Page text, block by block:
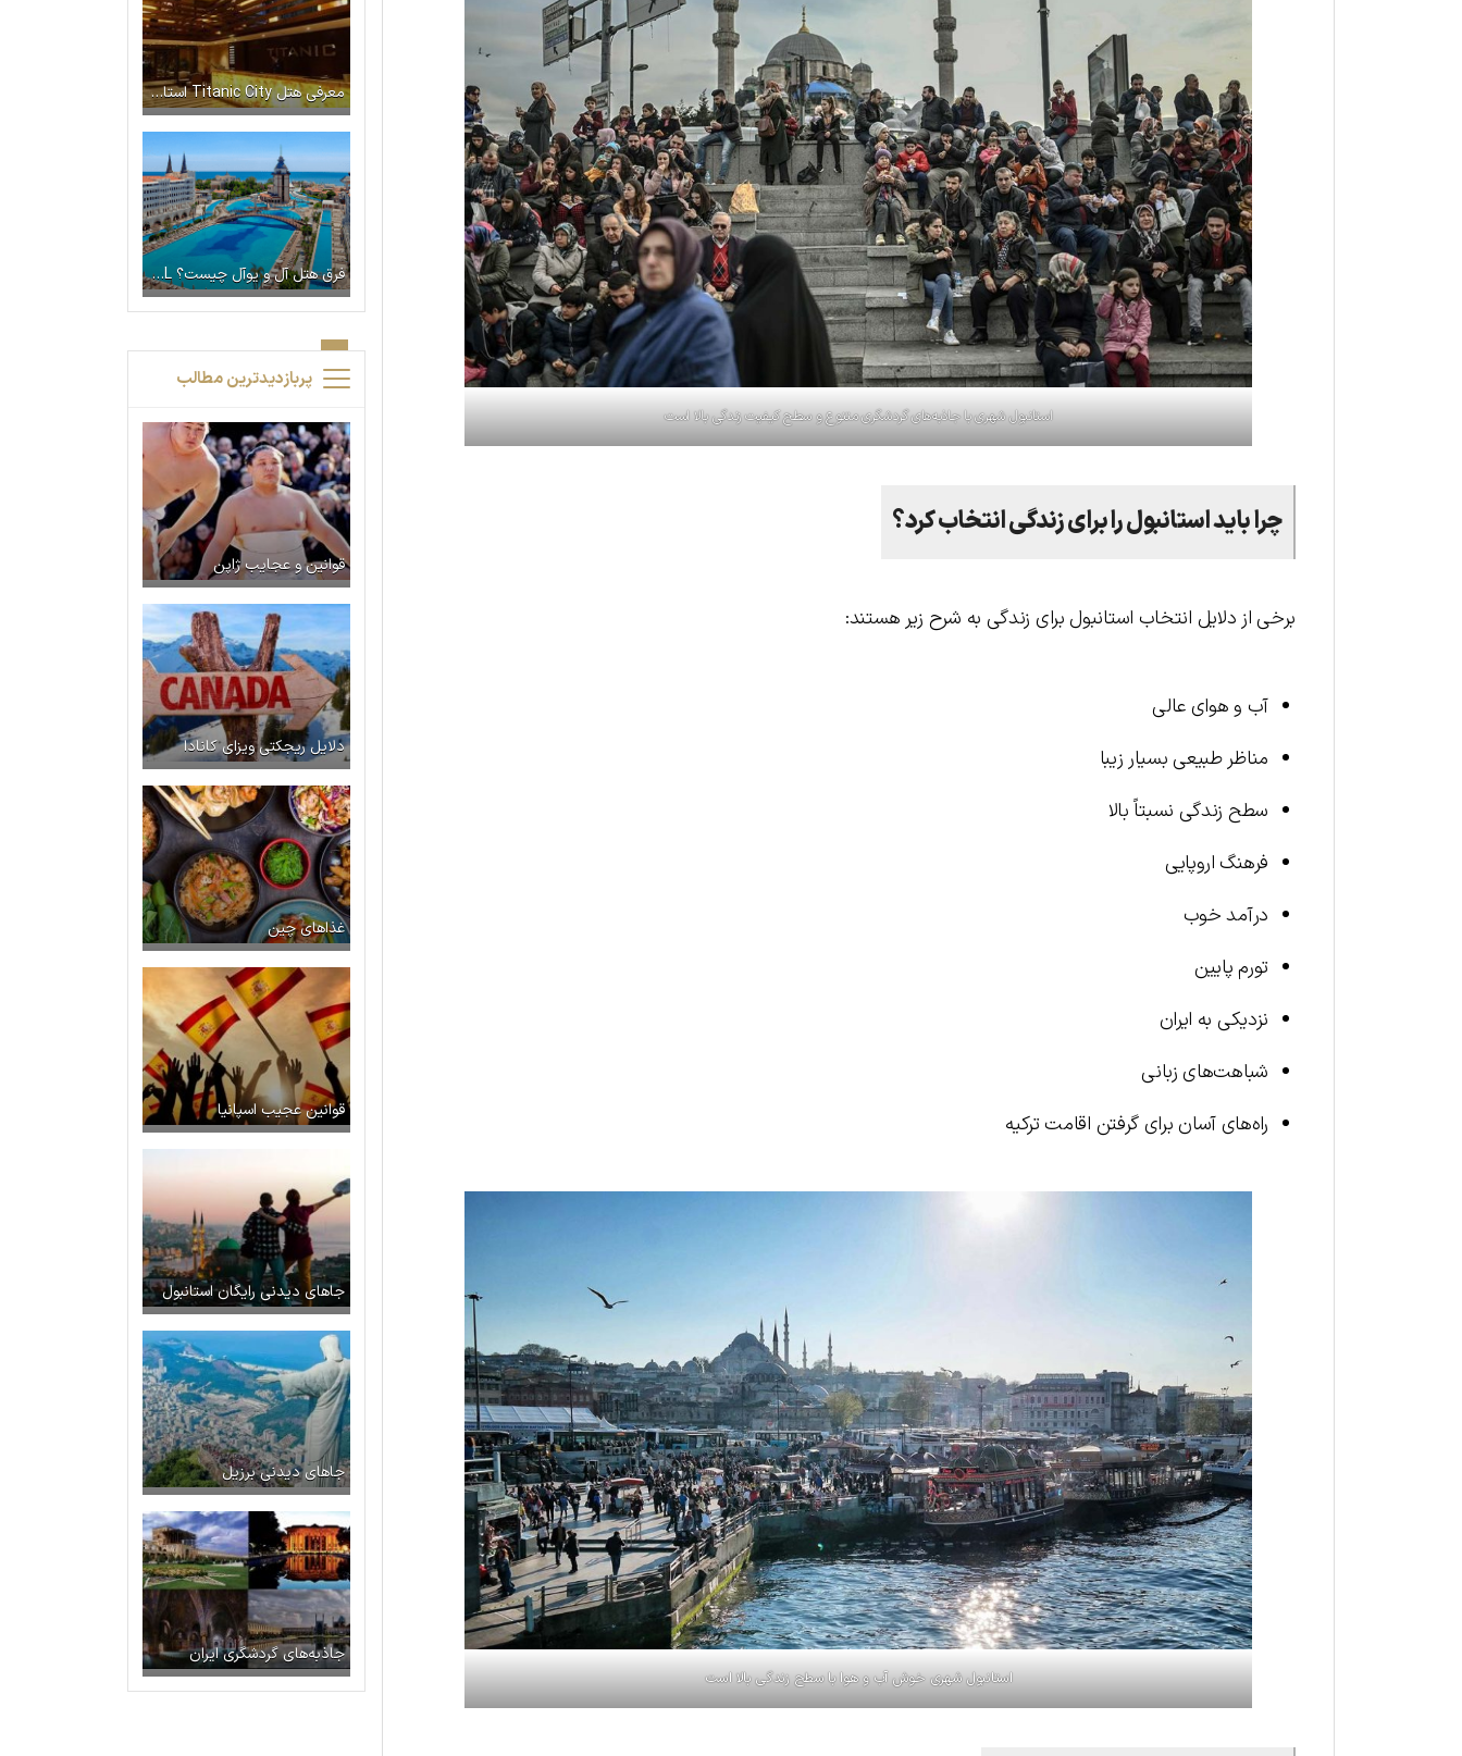
استانبول شهری با جاذبه‌های گردشگری متنوع و سطح کیفیت زندگی بالا است
چرا باید استانبول را برای زندگی انتخاب کرد؟
برخی از دلایل انتخاب استانبول برای زندگی به شرح زیر هستند:
آب و هوای عالی
مناظر طبیعی بسیار زیبا
سطح زندگی نسبتاً بالا
فرهنگ اروپایی
درآمد خوب
تورم پایین
نزدیکی به ایران
شباهت‌های زبانی
راه‌های آسان برای گرفتن اقامت ترکیه
استانبول شهری خوش آب و هوا با سطح زندگی بالا است
معرفی هتل Titanic City استانبول
فرق هتل آل و یوآل چیست؟ ALL و UALL یعنی چه؟
پربازدیدترین مطالب
قوانین و عجایب ژاپن
دلایل ریجکتی ویزای کانادا
غذاهای چین
قوانین عجیب اسپانیا
جاهای دیدنی رایگان استانبول
جاهای دیدنی برزیل
جاذبه‌های گردشگری ایران